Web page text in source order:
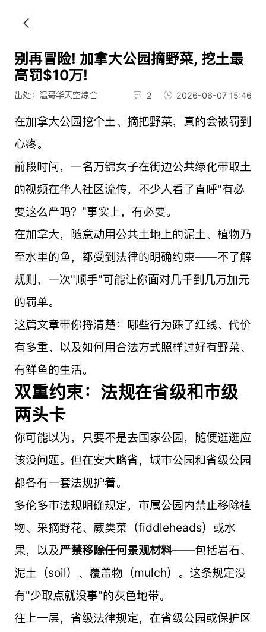
别再冒险! 加拿大公园摘野菜, 挖土最
高罚$10万!
出处：温哥华天空综合 2 2026-06-07 15:46
在加拿大公园挖个土、摘把野菜，真的会被罚到
心疼。
前段时间，一名万锦女子在街边公共绿化带取土
的视频在华人社区流传，不少人看了直呼"有必
要这么严吗？"事实上，有必要。
在加拿大，随意动用公共土地上的泥土、植物乃
至水里的鱼，都受到法律的明确约束——不了解
规则，一次"顺手"可能让你面对几千到几万加元
的罚单。
这篇文章带你捋清楚：哪些行为踩了红线、代价
有多重、以及如何用合法方式照样过好有野菜、
有鲜鱼的生活。
双重约束：法规在省级和市级
两头卡
你可能以为，只要不是去国家公园，随便逛逛应
该没问题。但在安大略省，城市公园和省级公园
都各有一套法规护着。
多伦多市法规明确规定，市属公园内禁止移除植
物、采摘野花、蕨类菜（fiddleheads）或水
果，以及严禁移除任何景观材料——包括岩石、
泥土（soil）、覆盖物（mulch）。这条规定没
有"少取点就没事"的灰色地带。
往上一层，省级法律规定，在省级公园或保护区